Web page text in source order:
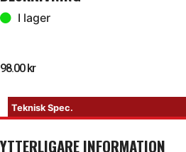
I lager
98.00kr
Teknisk Spec.
YTTERLIGARE INFORMATION